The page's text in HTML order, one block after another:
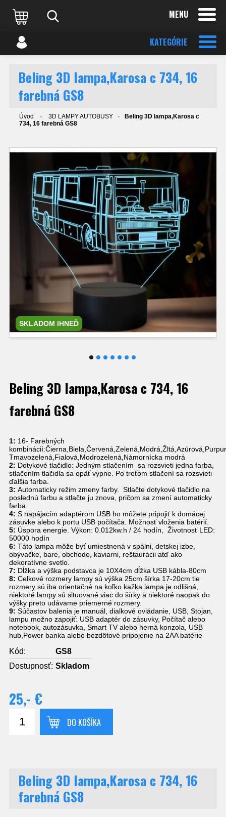
MENU
KATEGÓRIE
Beling 3D lampa,Karosa c 734, 16
farebná GS8
Úvod 3D LAMPY AUTOBUSY
Beling 3D lampa,Karosa c
734, 16 farebná GS8
SKLADOM IHNEĎ
Beling 3D lampa,Karosa c 734, 16
farebná GS8
1: 16- Farebných
Tmavozelená,Fialová,Modrozelená,Námornícka modrá
2: Dotykové tlačidlo: Jedným stlačením sa rozsvieti jedna farba,
stlačením tlačidla sa opäť vypne. Po treťom stlačení sa rozsvieti
ďalšia farba.
3: Automaticky režim zmeny farby. Stlačte dotykové tlačidlo na
poslednú farbu a stlačte ju znova, pričom sa zmení automaticky
farba.
4: S napájacím adaptérom USB ho môžete pripojiť k domácej
zásuvke alebo k portu USB počítača. Možnosť vloženia batérií.
5: Úspora energie. Výkon: 0.012kw.h / 24 hodín, Životnosť LED:
50000 hodín
6: Táto lampa môže byť umiestnená v spálni, detskej izbe,
obývačke, bare, obchode, kaviarni, reštaurácii atď ako
dekoratívne svetlo.
7: Dĺžka a výška podstavca je 10X4cm dĺžka USB kábla-80cm
8: Celkové rozmery lampy sú výška 25cm šírka 17-20cm tie
rozmery sú iba orientačné na koľko kažka lampa je odlišná,
niektoré lampy sú situované viac do šírky a niektoré naopak do
výšky preto udávame priemerné rozmery.
9: Súčastov balenia je manuál, dialkové ovládanie, USB, Stojan,
lampu možno zapojiť: USB adaptér do zásuvky, Počítač alebo
notebook, autozásuvka, Smart TV alebo herná konzola, USB
hub,Power banka alebo bezdôtové pripojenie na 2AA batérie
Kód:
GS8
Dostupnosť: Skladom
25,- €
DO KOŠÍKA
Beling 3D lampa,Karosa c 734, 16
farebná GS8